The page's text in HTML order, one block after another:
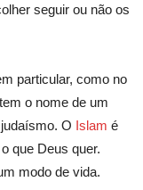
seguir ou não os
particular, como no
o nome de um
O Islam é
que Deus quer.
modo de vida.